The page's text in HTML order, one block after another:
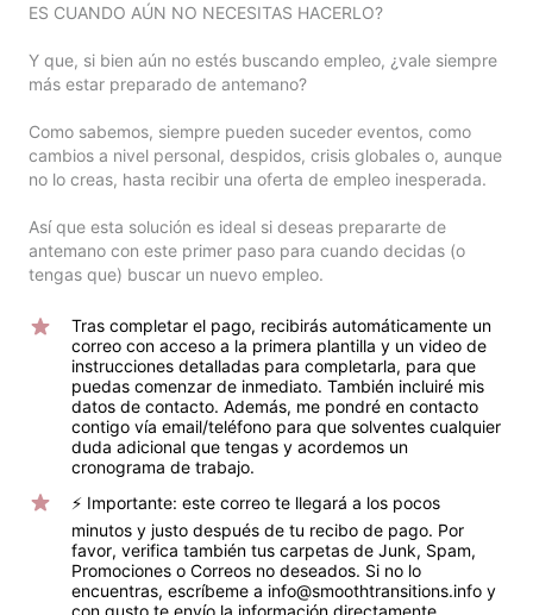
ES CUANDO AÚN NO NECESITAS HACERLO?
Y que, si bien aún no estés buscando empleo, ¿vale siempre
más estar preparado de antemano?
Como sabemos, siempre pueden suceder eventos, como
cambios a nivel personal, despidos, crisis globales o, aunque
no lo creas, hasta recibir una oferta de empleo inesperada.
Así que esta solución es ideal si deseas prepararte de
antemano con este primer paso para cuando decidas (o
tengas que) buscar un nuevo empleo.
Tras completar el pago, recibirás automáticamente un
correo con acceso a la primera plantilla y un video de
instrucciones detalladas para completarla, para que
puedas comenzar de inmediato. También incluiré mis
datos de contacto. Además, me pondré en contacto
contigo vía email/teléfono para que solventes cualquier
duda adicional que tengas y acordemos un
cronograma de trabajo.
⚡️ Importante: este correo te llegará a los pocos
minutos y justo después de tu recibo de pago. Por
favor, verifica también tus carpetas de Junk, Spam,
Promociones o Correos no deseados. Si no lo
encuentras, escríbeme a info@smoothtransitions.info y
con gusto te envío la información directamente.